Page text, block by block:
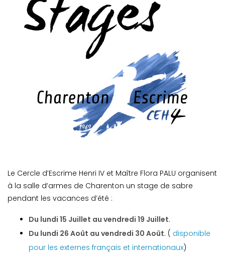
Le Cercle d’Escrime Henri IV et Maître Flora PALU organisent
à la salle d’armes de Charenton un stage de sabre
pendant les vacances d’été :
Du lundi 15 Juillet au vendredi 19 Juillet.
Du lundi 26 Août au vendredi 30 Août. ( disponible
pour les externes français et internationaux)